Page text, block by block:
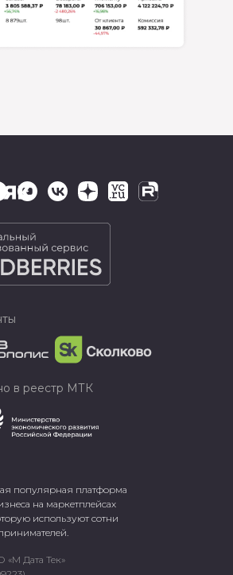
популярная платформа
на маркетплейсах
используют сотни
Дата Тек»
в реестр МТК